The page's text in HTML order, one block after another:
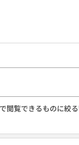
閲覧できるものに絞る